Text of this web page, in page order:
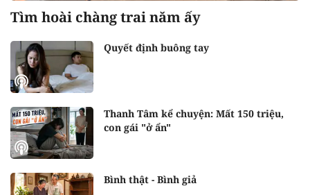
Tìm hoài chàng trai năm ấy
Quyết định buông tay
Thanh Tâm kể chuyện: Mất 150 triệu,
con gái "ở ẩn"
Bình thật - Bình giả